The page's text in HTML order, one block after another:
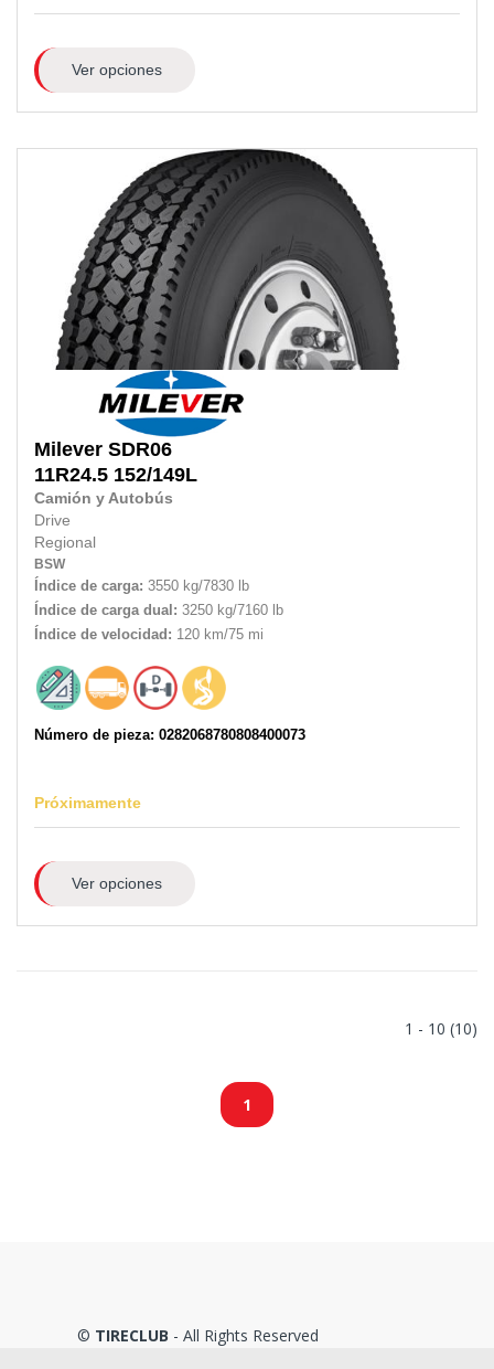
Ver opciones
Milever SDR06
11R24.5 152/149L
Camión y Autobús
Drive
Regional
BSW
Índice de carga: 3550 kg/7830 lb
Índice de carga dual: 3250 kg/7160 lb
Índice de velocidad: 120 km/75 mi
Número de pieza: 0282068780808400073
Próximamente
Ver opciones
1 - 10 (10)
1
© TIRECLUB - All Rights Reserved